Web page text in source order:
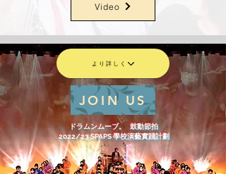
Video
より詳しく
JOIN US
ドラムンムーブ。鼓動節拍
2022/23 SPAPS 學校演藝實踐計劃